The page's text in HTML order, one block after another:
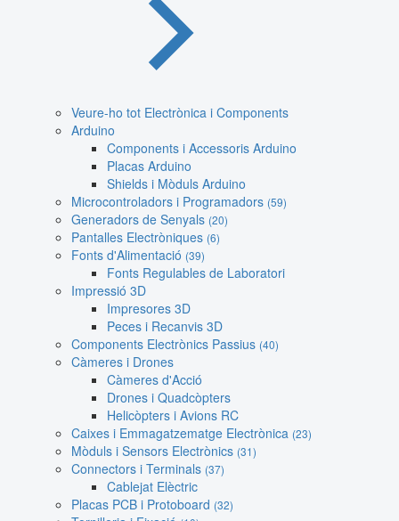
Veure-ho tot Electrònica i Components
Arduino
Components i Accessoris Arduino
Placas Arduino
Shields i Mòduls Arduino
Microcontroladors i Programadors (59)
Generadors de Senyals (20)
Pantalles Electròniques (6)
Fonts d'Alimentació (39)
Fonts Regulables de Laboratori
Impressió 3D
Impresores 3D
Peces i Recanvis 3D
Components Electrònics Passius (40)
Càmeres i Drones
Càmeres d'Acció
Drones i Quadcòpters
Helicòpters i Avions RC
Caixes i Emmagatzematge Electrònica (23)
Mòduls i Sensors Electrònics (31)
Connectors i Terminals (37)
Cablejat Elèctric
Placas PCB i Protoboard (32)